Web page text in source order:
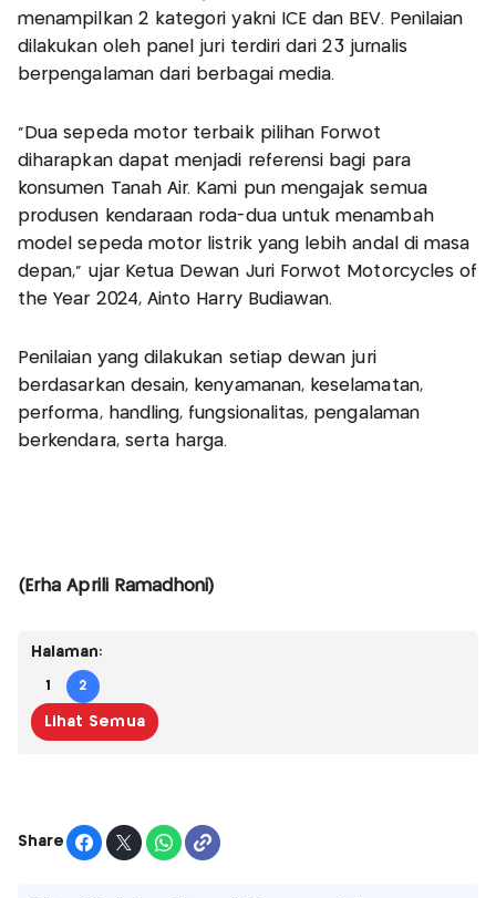
menampilkan 2 kategori yakni ICE dan BEV. Penilaian
dilakukan oleh panel juri terdiri dari 23 jurnalis
berpengalaman dari berbagai media.
"Dua sepeda motor terbaik pilihan Forwot
diharapkan dapat menjadi referensi bagi para
konsumen Tanah Air. Kami pun mengajak semua
produsen kendaraan roda-dua untuk menambah
model sepeda motor listrik yang lebih andal di masa
depan," ujar Ketua Dewan Juri Forwot Motorcycles of
the Year 2024, Ainto Harry Budiawan.
Penilaian yang dilakukan setiap dewan juri
berdasarkan desain, kenyamanan, keselamatan,
performa, handling, fungsionalitas, pengalaman
berkendara, serta harga.
(Erha Aprili Ramadhoni)
Halaman:
1 2
Lihat Semua
Share